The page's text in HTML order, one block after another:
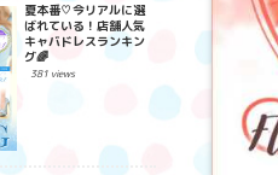
夏本番♡今リアルに選
ばれている！店舗人気
キャバドレスランキン
グ🌈
381 views